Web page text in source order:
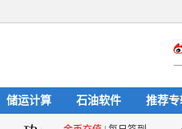
储运计算 石油软件 推荐专